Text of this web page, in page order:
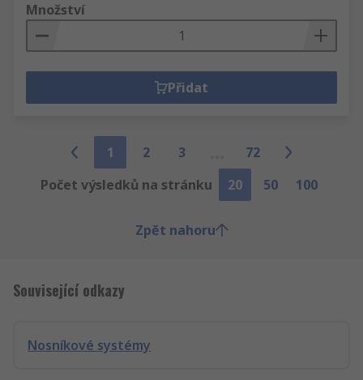
Množství
Přidat
1 2 3
72
Počet výsledků na stránku
20 50 100
Zpět nahoru
Související odkazy
Nosníkové systémy